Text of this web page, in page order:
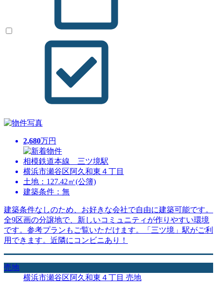
2,680万円
相模鉄道本線 三ツ境駅
横浜市瀬谷区阿久和東４丁目
土地：127.42㎡(公簿)
建築条件：無
建築条件なしのため、お好きな会社で自由に建築可能です。
全9区画の分譲地で、新しいコミュニティが作りやすい環境
です。参考プランもご覧いただけます。「三ツ境」駅がご利
用できます。近隣にコンビニあり！
売地
横浜市瀬谷区阿久和東４丁目 売地